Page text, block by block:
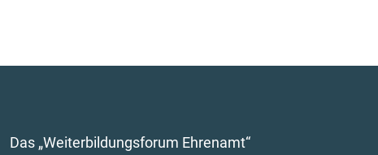
Das „Weiterbildungsforum Ehrenamt“